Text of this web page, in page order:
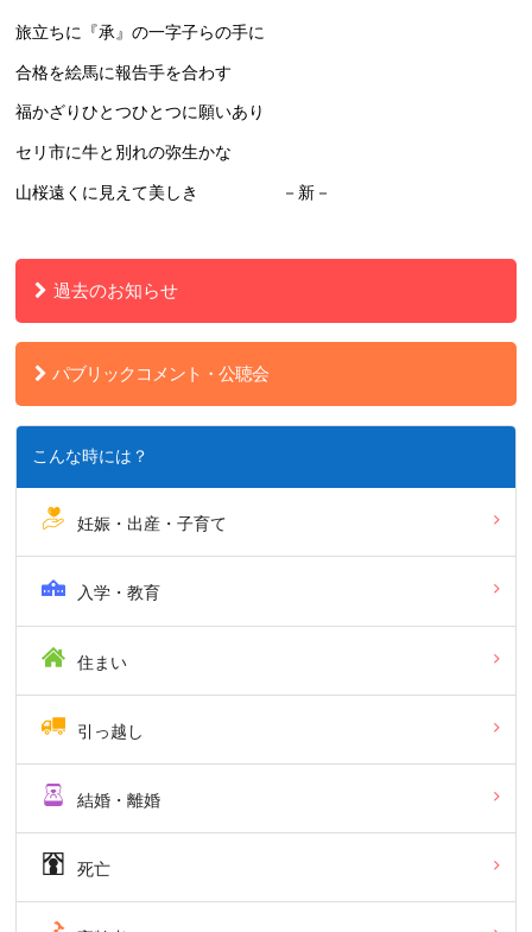
旅立ちに『承』の一字子らの手に
合格を絵馬に報告手を合わす
福かざりひとつひとつに願いあり
セリ市に牛と別れの弥生かな
山桜遠くに見えて美しき －新－
過去のお知らせ
パブリックコメント・公聴会
こんな時には？
妊娠・出産・子育て
入学・教育
住まい
引っ越し
結婚・離婚
死亡